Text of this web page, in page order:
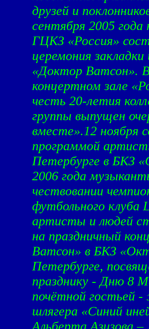
друзей и
сентября 2005 года
ГЦКЗ «Россия»
церемония
«Доктор Ватсон».
концертном зале
честь 20-летия
группы выпущен
вместе».12 ноября
программой
Петербурге в БКЗ
2006 года
чествовании
футбольного
артисты и людей
на праздничный
Ватсон» в БКЗ
Петербурге,
празднику - Дню 8
почётной гостьей -
шлягера «Синий